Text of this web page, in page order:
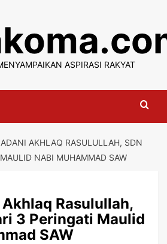
ASPIRASI RAKYAT
AKHLAQ RASULULLAH, SDN
NABI MUHAMMAD SAW
Rasulullah,
3 Peringati Maulid
SAW